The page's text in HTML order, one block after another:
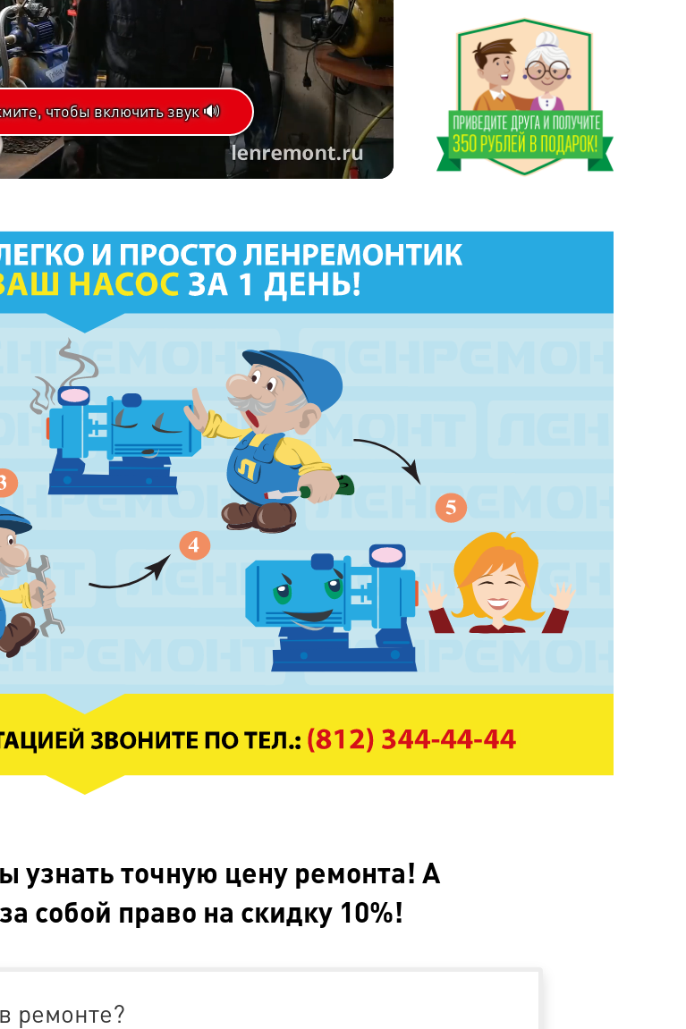
Оставшееся
чтобы включить звук 🔊
узнать точную цену ремонта! А
собой право на скидку 10%!
ремонте?